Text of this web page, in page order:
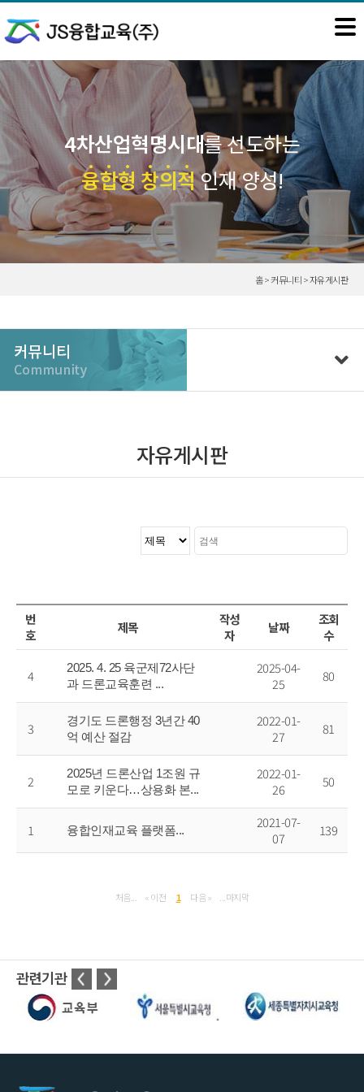
4차산업혁명시대를 선도하는
융합형창의적인재 양성!
홈 > 커뮤니티 > 자유게시판
자유게시판
번
호
제목
작성
자
날짜
조회
수
4
2025. 4. 25 육군제72사단
과 드론교육훈련 ...
2025-04-
25
80
3
경기도 드론행정 3년간 40
억 예산 절감
2022-01-
27
81
2
2025년 드론산업 1조원 규
모로 키운다…상용화 본...
2022-01-
26
50
1 융합인재교육 플랫폼...
2021-07-
07
139
처음... « 이전 1 다음 » ...마지막
관련기관